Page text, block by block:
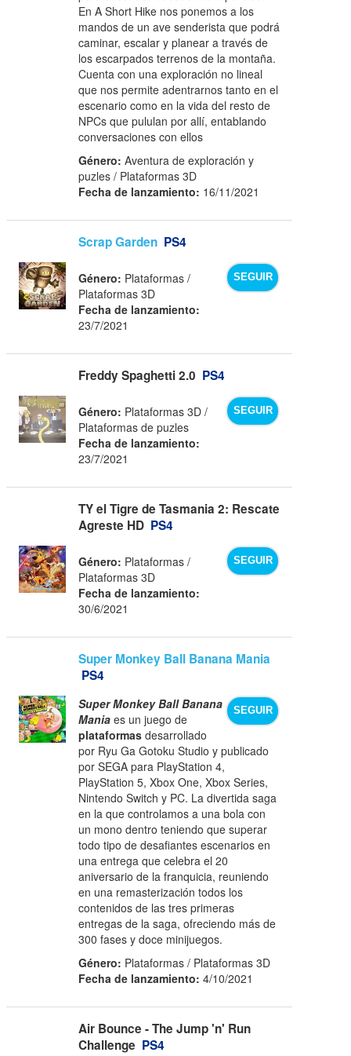
En A Short Hike nos ponemos a los
mandos de un ave senderista que podrá
caminar, escalar y planear a través de
los escarpados terrenos de la montaña.
Cuenta con una exploración no lineal
que nos permite adentrarnos tanto en el
escenario como en la vida del resto de
NPCs que pululan por allí, entablando
conversaciones con ellos
Género: Aventura de exploración y
puzles / Plataformas 3D
Fecha de lanzamiento: 16/11/2021
Scrap Garden PS4
SEGUIR
Género: Plataformas /
Plataformas 3D
Fecha de lanzamiento:
23/7/2021
Freddy Spaghetti 2.0 PS4
SEGUIR
Género: Plataformas 3D /
Plataformas de puzles
Fecha de lanzamiento:
23/7/2021
TY el Tigre de Tasmania 2: Rescate
Agreste HD PS4
SEGUIR
Género: Plataformas /
Plataformas 3D
Fecha de lanzamiento:
30/6/2021
Super Monkey Ball Banana Mania
PS4
SEGUIR
Super Monkey Ball Banana
Mania es un juego de
plataformas desarrollado
por Ryu Ga Gotoku Studio y publicado
por SEGA para PlayStation 4,
PlayStation 5, Xbox One, Xbox Series,
Nintendo Switch y PC. La divertida saga
en la que controlamos a una bola con
un mono dentro teniendo que superar
todo tipo de desafiantes escenarios en
una entrega que celebra el 20
aniversario de la franquicia, reuniendo
en una remasterización todos los
contenidos de las tres primeras
entregas de la saga, ofreciendo más de
300 fases y doce minijuegos.
Género: Plataformas / Plataformas 3D
Fecha de lanzamiento: 4/10/2021
Air Bounce - The Jump 'n' Run
Challenge PS4